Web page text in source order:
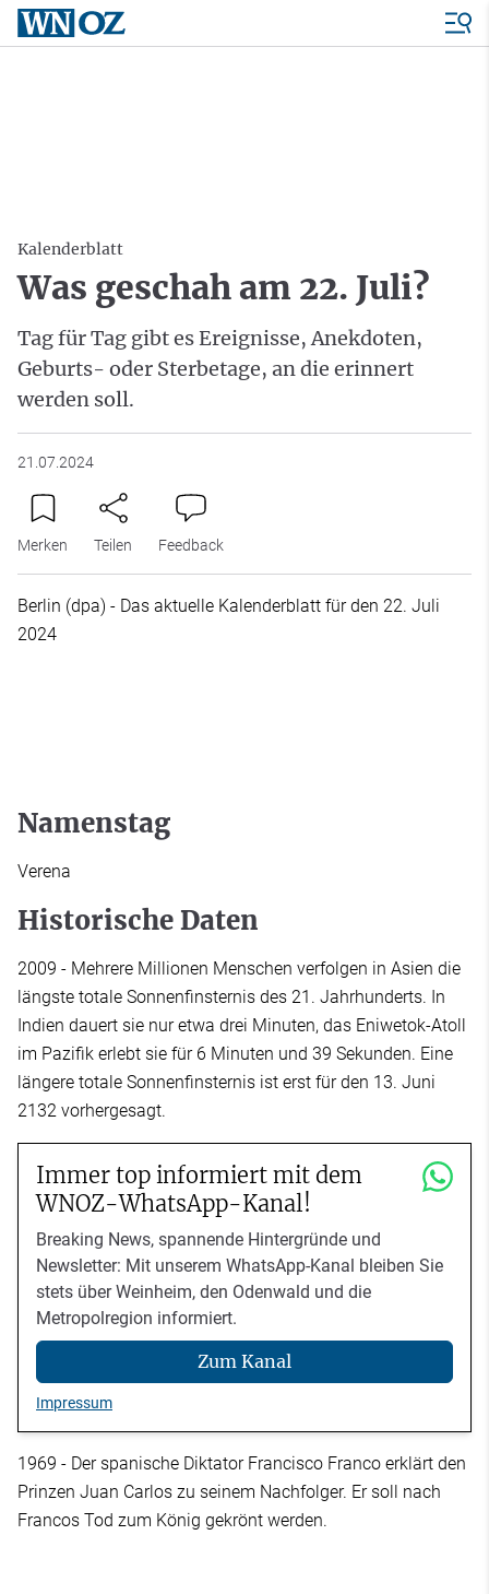
Kalenderblatt
Was geschah am 22. Juli?
Tag für Tag gibt es Ereignisse, Anekdoten,
Geburts- oder Sterbetage, an die erinnert
werden soll.
21.07.2024
Merken Teilen Feedback
Berlin (dpa) - Das aktuelle Kalenderblatt für den 22. Juli
2024
Namenstag
Verena
Historische Daten
2009 - Mehrere Millionen Menschen verfolgen in Asien die
längste totale Sonnenfinsternis des 21. Jahrhunderts. In
Indien dauert sie nur etwa drei Minuten, das Eniwetok-Atoll
im Pazifik erlebt sie für 6 Minuten und 39 Sekunden. Eine
längere totale Sonnenfinsternis ist erst für den 13. Juni
2132 vorhergesagt.
Immer top informiert mit dem
WNOZ-WhatsApp-Kanal!
Breaking News, spannende Hintergründe und
Newsletter: Mit unserem WhatsApp-Kanal bleiben Sie
stets über Weinheim, den Odenwald und die
Metropolregion informiert.
Zum Kanal
Impressum
1969 - Der spanische Diktator Francisco Franco erklärt den
Prinzen Juan Carlos zu seinem Nachfolger. Er soll nach
Francos Tod zum König gekrönt werden.